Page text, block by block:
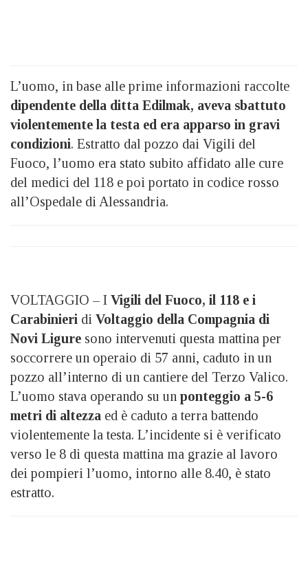
L’uomo, in base alle prime informazioni raccolte
dipendente della ditta Edilmak, aveva sbattuto
violentemente la testa ed era apparso in gravi
condizioni. Estratto dal pozzo dai Vigili del
Fuoco, l’uomo era stato subito affidato alle cure
del medici del 118 e poi portato in codice rosso
all’Ospedale di Alessandria.
VOLTAGGIO – I Vigili del Fuoco, il 118 e i
Carabinieri di Voltaggio della Compagnia di
Novi Ligure sono intervenuti questa mattina per
soccorrere un operaio di 57 anni, caduto in un
pozzo all’interno di un cantiere del Terzo Valico.
L’uomo stava operando su un ponteggio a 5-6
metri di altezza ed è caduto a terra battendo
violentemente la testa. L’incidente si è verificato
verso le 8 di questa mattina ma grazie al lavoro
dei pompieri l’uomo, intorno alle 8.40, è stato
estratto.